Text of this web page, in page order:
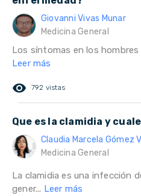
Giovanni Vivas Munar
Medicina General
Los síntomas en los
Leer más
remove_red_eye 792 vistas
Que es la clamidia y
Claudia Marcela Gómez
Medicina General
La clamidia es una infección
gener... Leer más